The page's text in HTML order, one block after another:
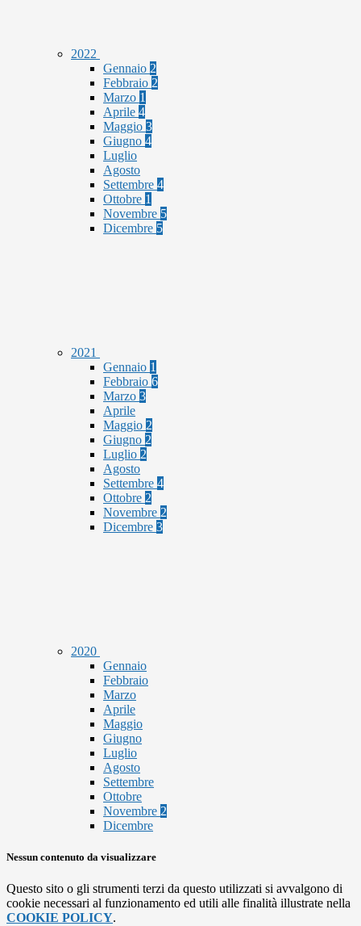
2022
Gennaio 2
Febbraio 2
Marzo 1
Aprile 4
Maggio 3
Giugno 4
Luglio
Agosto
Settembre 4
Ottobre 1
Novembre 5
Dicembre 5
2021
Gennaio 1
Febbraio 6
Marzo 3
Aprile
Maggio 2
Giugno 2
Luglio 2
Agosto
Settembre 4
Ottobre 2
Novembre 2
Dicembre 3
2020
Gennaio
Febbraio
Marzo
Aprile
Maggio
Giugno
Luglio
Agosto
Settembre
Ottobre
Novembre 2
Dicembre
Nessun contenuto da visualizzare
Questo sito o gli strumenti terzi da questo utilizzati si avvalgono di
cookie necessari al funzionamento ed utili alle finalità illustrate nella
COOKIE POLICY.